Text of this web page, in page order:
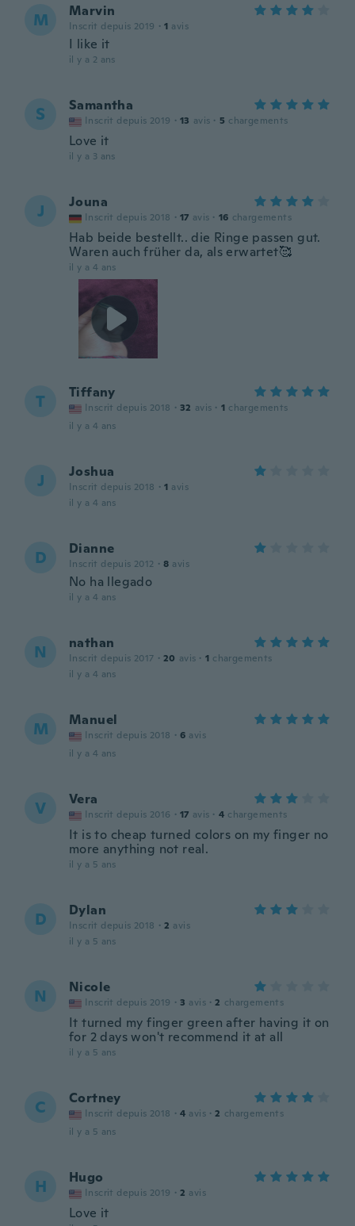
M Marvin
Inscrit depuis 2019 · 1 avis
I like it
il y a 2 ans
S Samantha
Inscrit depuis 2019 · 13 avis · 5 chargements
Love it
il y a 3 ans
J Jouna
Inscrit depuis 2018 · 17 avis · 16 chargements
Hab beide bestellt.. die Ringe passen gut.
Waren auch früher da, als erwartet🥰
il y a 4 ans
T Tiffany
Inscrit depuis 2018 · 32 avis · 1 chargements
il y a 4 ans
J Joshua
Inscrit depuis 2018 · 1 avis
il y a 4 ans
D Dianne
Inscrit depuis 2012 · 8 avis
No ha llegado
il y a 4 ans
N nathan
Inscrit depuis 2017 · 20 avis · 1 chargements
il y a 4 ans
M Manuel
Inscrit depuis 2018 · 6 avis
il y a 4 ans
V Vera
Inscrit depuis 2016 · 17 avis · 4 chargements
It is to cheap turned colors on my finger no
more anything not real.
il y a 5 ans
D Dylan
Inscrit depuis 2018 · 2 avis
il y a 5 ans
N Nicole
Inscrit depuis 2019 · 3 avis · 2 chargements
It turned my finger green after having it on
for 2 days won't recommend it at all
il y a 5 ans
C Cortney
Inscrit depuis 2018 · 4 avis · 2 chargements
il y a 5 ans
H Hugo
Inscrit depuis 2019 · 2 avis
Love it